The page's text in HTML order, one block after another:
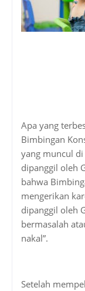
Apa yang
Bimbingan
yang muncul
dipanggil oleh
bahwa
mengerikan
dipanggil oleh
bermasalah
nakal”.
Setelah